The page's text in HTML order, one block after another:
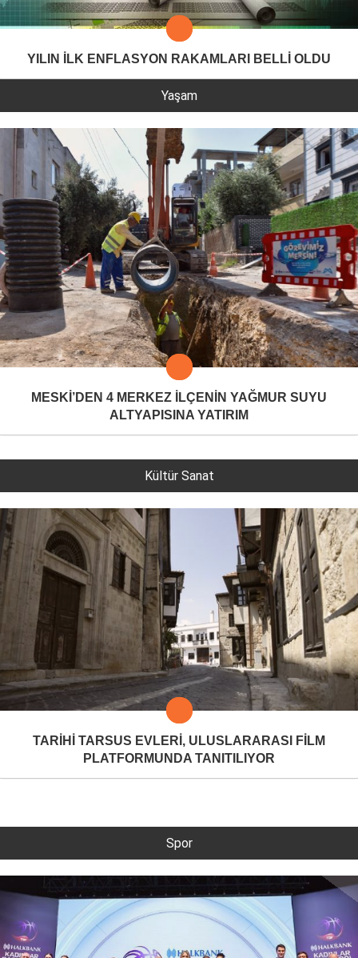
YILIN İLK ENFLASYON RAKAMLARI BELLİ OLDU
Yaşam
MESKİ’DEN 4 MERKEZ İLÇENİN YAĞMUR SUYU
ALTYAPISINA YATIRIM
Kültür Sanat
TARİHİ TARSUS EVLERİ, ULUSLARARASI FİLM
PLATFORMUNDA TANITILIYOR
Spor